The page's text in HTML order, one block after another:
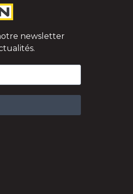
newsletter